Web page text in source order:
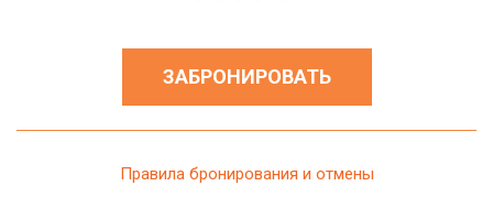
ЗАБРОНИРОВАТЬ
Правила бронирования и отмены